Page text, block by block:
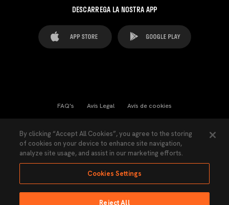
DESCARREGA LA NOSTRA APP
FAQ's Avís Legal Avís de cookies
Llei de Transparència Política de Privacitat
Accessibilitat
By clicking “Accept All Cookies”, you agree to the storing
of cookies on your device to enhance site navigation,
analyze site usage, and assist in our marketing efforts.
Cookies Settings
Reject All